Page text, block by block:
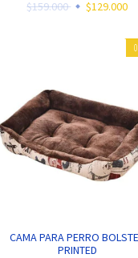
$159.000 $129.000
0
CAMA PARA PERRO
PRINTED